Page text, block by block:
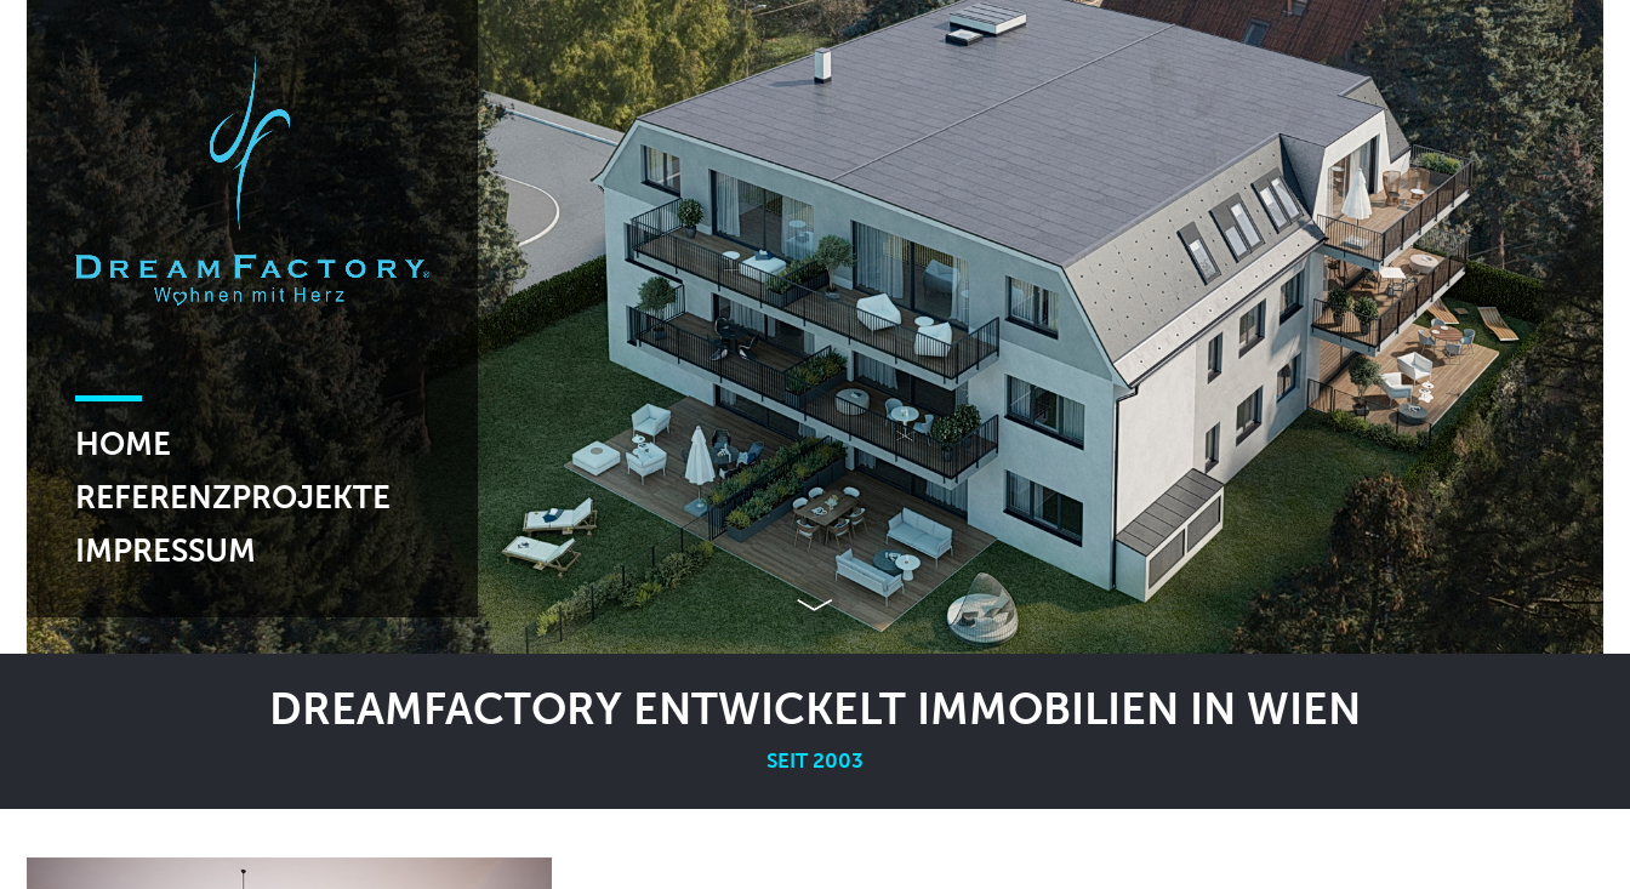
HOME
REFERENZPROJEKTE
IMPRESSUM
DREAMFACTORY ENTWICKELT IMMOBILIEN IN WIEN
SEIT 2003